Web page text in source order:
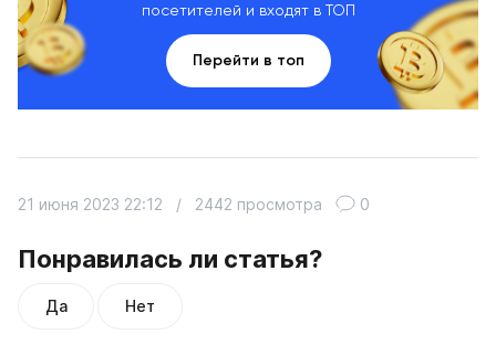
посетителей и входят в ТОП
Перейти в топ
Понравилась ли статья?
Да Нет
21 июня 2023 22:12 / 2442 просмотра 0